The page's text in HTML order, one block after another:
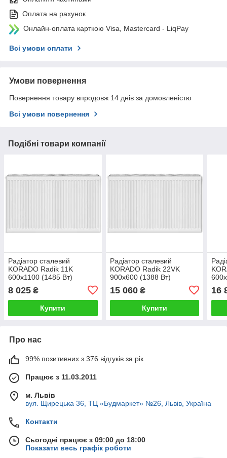
Оплата на рахунок
Онлайн-оплата карткою Visa, Mastercard - LiqPay
Всі умови оплати
Умови повернення
Повернення товару впродовж 14 днів за домовленістю
Всі умови повернення
Подібні товари компанії
Радіатор сталевий
KORADO Radik 11K
600x1100 (1485 Вт)
8 025 ₴
Купити
Радіатор сталевий
KORADO Radik 22VK
900x600 (1388 Вт)
15 060₴
Купити
16
Про нас
99% позитивних з 376 відгуків за рік
Працює з 11.03.2011
м. Львів
вул. Щирецька 36, ТЦ «Будмаркет» №26, Львів, Україна
Контакти
Сьогодні працює з 09:00 до 18:00
Показати весь графік роботи